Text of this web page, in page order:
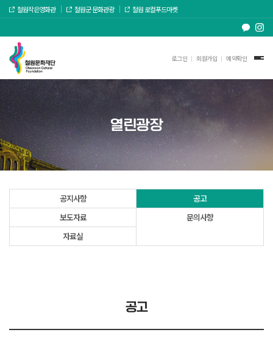
철원작은영화관 철원군 문화관광 철원 로컬푸드마켓
로그인 회원가입 예약확인
열린광장
공지사항
공고
보도자료
문의사항
자료실
공고